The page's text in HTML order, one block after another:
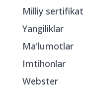
Milliy sertifikat
Yangiliklar
Ma'lumotlar
Imtihonlar
Webster